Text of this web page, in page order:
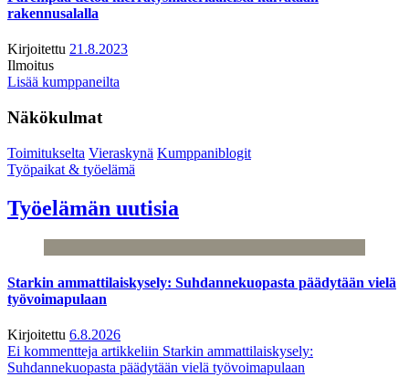
rakennusalalla
Kirjoitettu 21.8.2023
Ilmoitus
Lisää kumppaneilta
Näkökulmat
Toimitukselta Vieraskynä Kumppaniblogit
Työpaikat & työelämä
Työelämän uutisia
Starkin ammattilaiskysely: Suhdannekuopasta päädytään vielä
työvoimapulaan
Kirjoitettu 6.8.2026
Ei kommentteja artikkeliin Starkin ammattilaiskysely:
Suhdannekuopasta päädytään vielä työvoimapulaan